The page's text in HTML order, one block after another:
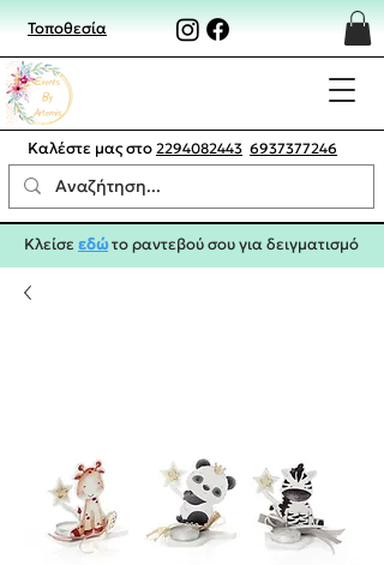
Τοποθεσία
Καλέστε μας στο 2294082443 6937377246
Κλείσεεδώτο ραντεβού σου για δειγματισμό